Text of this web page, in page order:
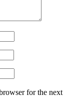
for the next